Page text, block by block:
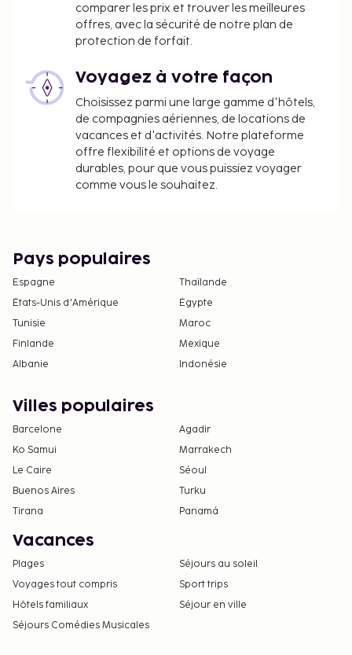
comparer les prix et trouver les meilleures
offres, avec la sécurité de notre plan de
protection de forfait.
Voyagez à votre façon
Choisissez parmi une large gamme d'hôtels,
de compagnies aériennes, de locations de
vacances et d'activités. Notre plateforme
offre flexibilité et options de voyage
durables, pour que vous puissiez voyager
comme vous le souhaitez.
Pays populaires
Espagne
Thaïlande
États-Unis d'Amérique
Égypte
Tunisie
Maroc
Finlande
Mexique
Albanie
Indonésie
Villes populaires
Barcelone
Agadir
Ko Samui
Marrakech
Le Caire
Séoul
Buenos Aires
Turku
Tirana
Panamá
Vacances
Plages
Séjours au soleil
Voyages tout compris
Sport trips
Hôtels familiaux
Séjour en ville
Séjours Comédies Musicales